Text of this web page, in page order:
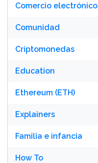
Comercio electrónico
Comunidad
Criptomonedas
Education
Ethereum (ETH)
Explainers
Familia e infancia
How To